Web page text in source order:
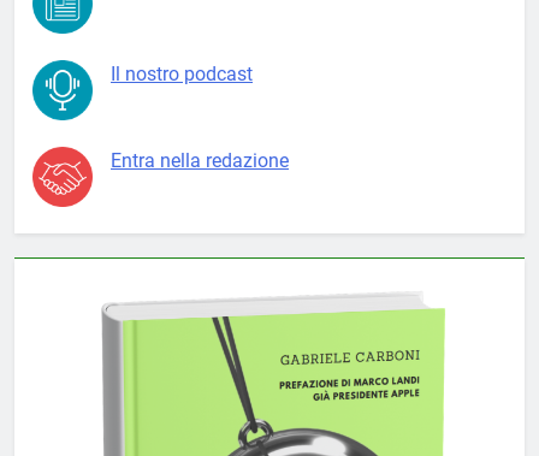
Il nostro podcast
Entra nella redazione